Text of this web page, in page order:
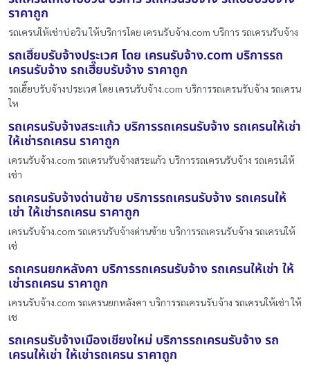
ราคาถูก
รถเครนให้เช่าบ่อวิน ให้บริการโดย เครนรับจ้าง.com บริการ รถเครนรับจ้าง
รถเฮี๊ยบรับจ้างประเวศ โดย เครนรับจ้าง.com บริการรถ
เครนรับจ้าง รถเฮี๊ยบรับจ้าง ราคาถูก
รถเฮี๊ยบรับจ้างประเวศ โดย เครนรับจ้าง.com บริการรถเครนรับจ้าง รถเครน
ให
รถเครนรับจ้างสระแก้ว บริการรถเครนรับจ้าง รถเครนให้เช่า
ให้เช่ารถเครน ราคาถูก
เครนรับจ้าง.com รถเครนรับจ้างสระแก้ว บริการรถเครนรับจ้าง รถเครนให้
เช่า
รถเครนรับจ้างด่านซ้าย บริการรถเครนรับจ้าง รถเครนให้
เช่า ให้เช่ารถเครน ราคาถูก
เครนรับจ้าง.com รถเครนรับจ้างด่านซ้าย บริการรถเครนรับจ้าง รถเครนให้
เช่
รถเครนยกหลังคา บริการรถเครนรับจ้าง รถเครนให้เช่า ให้
เช่ารถเครน ราคาถูก
เครนรับจ้าง.com รถเครนยกหลังคา บริการรถเครนรับจ้าง รถเครนให้เช่า ให้
เช
รถเครนรับจ้างเมืองเชียงใหม่ บริการรถเครนรับจ้าง รถ
เครนให้เช่า ให้เช่ารถเครน ราคาถูก